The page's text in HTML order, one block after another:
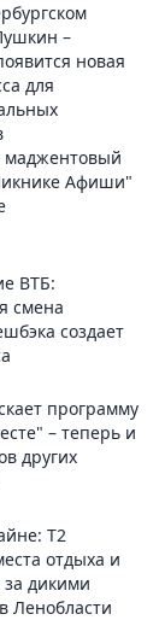
–
новая
для
маджентовый
Афиши"
ВТБ:
смена
создает
программу
– теперь и
других
Т2
отдыха и
дикими
Ленобласти